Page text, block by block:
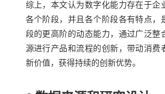
综上，本文认为数字化能力存在于企
各个阶段，并且各个阶段各有特点，
段的更高阶的动态能力，通过广泛整
源进行产品和流程的创新，带动消费
新价值，获得持续的创新优势。